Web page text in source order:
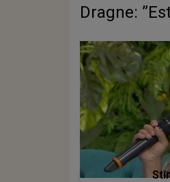
Dragne: